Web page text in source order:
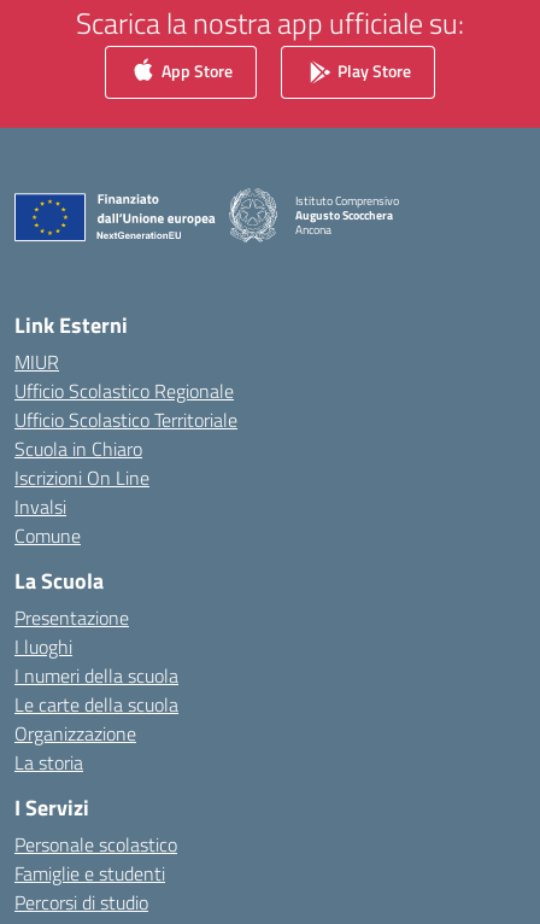
Scarica la nostra app ufficiale su:
App Store Play Store
Istituto Comprensivo
Augusto Scocchera
Ancona
Link Esterni
MIUR
Ufficio Scolastico Regionale
Ufficio Scolastico Territoriale
Scuola in Chiaro
Iscrizioni On Line
Invalsi
Comune
La Scuola
Presentazione
I luoghi
I numeri della scuola
Le carte della scuola
Organizzazione
La storia
I Servizi
Personale scolastico
Famiglie e studenti
Percorsi di studio